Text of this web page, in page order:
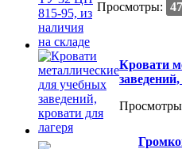
Просмотры:
Кровати